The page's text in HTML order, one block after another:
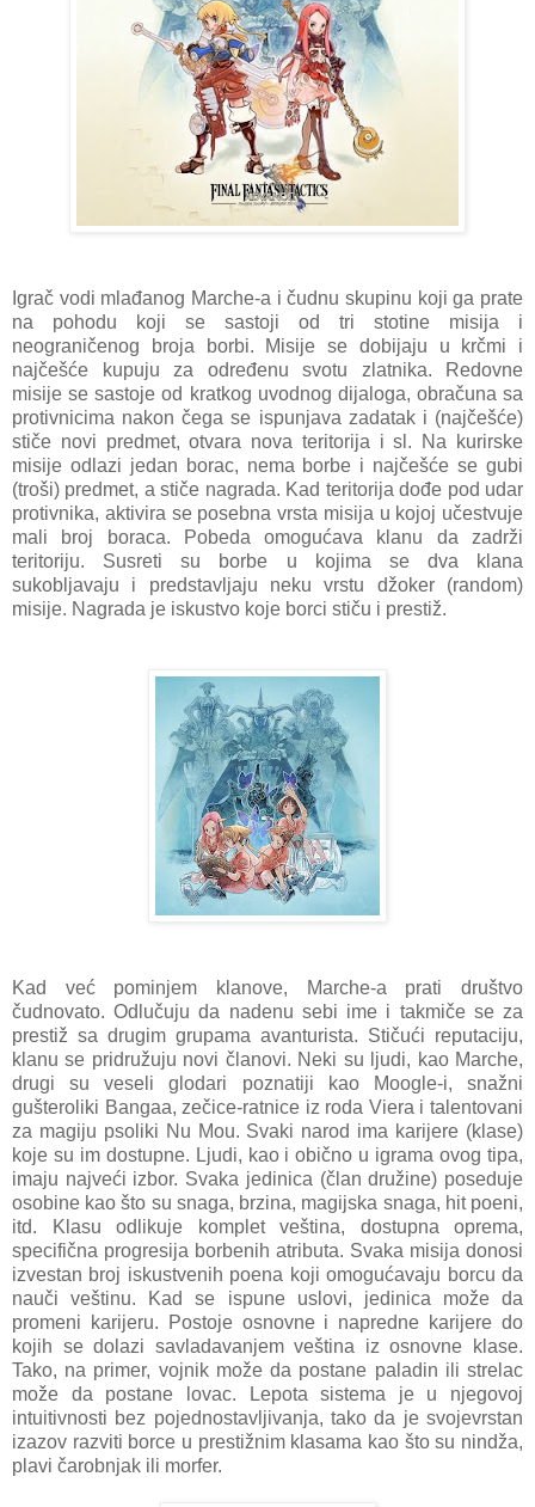
Igrač vodi mlađanog Marche-a i čudnu skupinu koji ga prate
na pohodu koji se sastoji od tri stotine misija i
neograničenog broja borbi. Misije se dobijaju u krčmi i
najčešće kupuju za određenu svotu zlatnika. Redovne
misije se sastoje od kratkog uvodnog dijaloga, obračuna sa
protivnicima nakon čega se ispunjava zadatak i (najčešće)
stiče novi predmet, otvara nova teritorija i sl. Na kurirske
misije odlazi jedan borac, nema borbe i najčešće se gubi
(troši) predmet, a stiče nagrada. Kad teritorija dođe pod udar
protivnika, aktivira se posebna vrsta misija u kojoj učestvuje
mali broj boraca. Pobeda omogućava klanu da zadrži
teritoriju. Susreti su borbe u kojima se dva klana
sukobljavaju i predstavljaju neku vrstu džoker (random)
misije. Nagrada je iskustvo koje borci stiču i prestiž.
Kad već pominjem klanove, Marche-a prati društvo
čudnovato. Odlučuju da nadenu sebi ime i takmiče se za
prestiž sa drugim grupama avanturista. Stičući reputaciju,
klanu se pridružuju novi članovi. Neki su ljudi, kao Marche,
drugi su veseli glodari poznatiji kao Moogle-i, snažni
gušteroliki Bangaa, zečice-ratnice iz roda Viera i talentovani
za magiju psoliki Nu Mou. Svaki narod ima karijere (klase)
koje su im dostupne. Ljudi, kao i obično u igrama ovog tipa,
imaju najveći izbor. Svaka jedinica (član družine) poseduje
osobine kao što su snaga, brzina, magijska snaga, hit poeni,
itd. Klasu odlikuje komplet veština, dostupna oprema,
specifična progresija borbenih atributa. Svaka misija donosi
izvestan broj iskustvenih poena koji omogućavaju borcu da
nauči veštinu. Kad se ispune uslovi, jedinica može da
promeni karijeru. Postoje osnovne i napredne karijere do
kojih se dolazi savladavanjem veština iz osnovne klase.
Tako, na primer, vojnik može da postane paladin ili strelac
može da postane lovac. Lepota sistema je u njegovoj
intuitivnosti bez pojednostavljivanja, tako da je svojevrstan
izazov razviti borce u prestižnim klasama kao što su nindža,
plavi čarobnjak ili morfer.